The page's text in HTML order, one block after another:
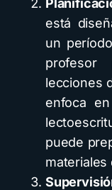
está
un
profesor
lecciones
enfoca
puede
materiales